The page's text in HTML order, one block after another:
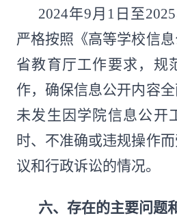
2024年9月1日至
严格按照《高等学校信
省教育厅工作要求，规
作，确保信息公开内容全
未发生因学院信息公开
时、不准确或违规操作
议和行政诉讼的情况。
六、存在的主要问题